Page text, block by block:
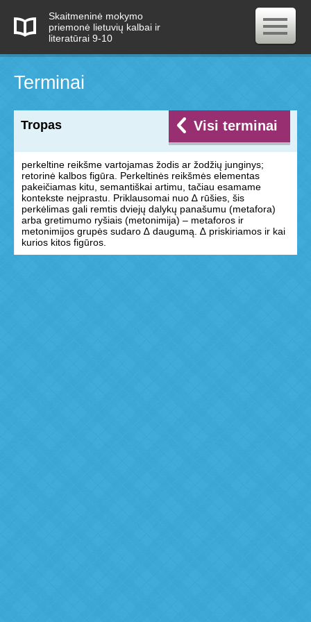
Skaitmeninė mokymo
priemonė lietuvių kalbai ir
literatūrai 9-10
Terminai
Tropas Visi terminai
perkeltine reikšme vartojamas žodis ar žodžių junginys;
retorinė kalbos figūra. Perkeltinės reikšmės elementas
pakeičiamas kitu, semantiškai artimu, tačiau esamame
kontekste neįprastu. Priklausomai nuo ∆ rūšies, šis
perkėlimas gali remtis dviejų dalykų panašumu (metafora)
arba gretimumo ryšiais (metonimija) – metaforos ir
metonimijos grupės sudaro ∆ daugumą. ∆ priskiriamos ir kai
kurios kitos figūros.